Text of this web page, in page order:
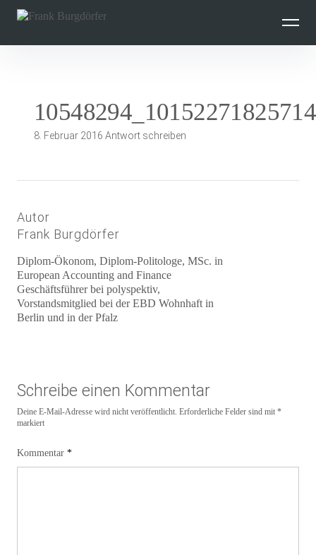
überspringen
8. Februar 2016 Antwort schreiben
Autor
Frank Burgdörfer
Diplom-Ökonom, Diplom-Politologe, MSc. in
European Accounting and Finance
Geschäftsführer bei polyspektiv,
Vorstandsmitglied bei der EBD Wohnhaft in
Berlin und in der Pfalz
Schreibe einen Kommentar
Deine E-Mail-Adresse wird nicht veröffentlicht. Erforderliche Felder sind mit *
markiert
Kommentar *